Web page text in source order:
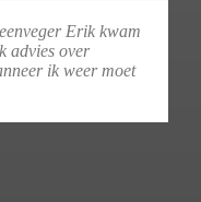
Erik kwam
advies over
ik weer moet